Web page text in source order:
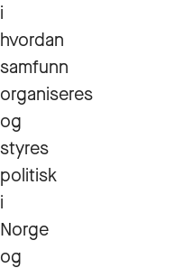
i
hvordan
samfunn
organiseres
og
styres
politisk
i
Norge
og